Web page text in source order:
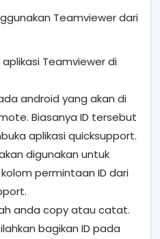
Teamviewer dari
Teamviewer di
android yang akan di
Biasanya ID tersebut
aplikasi quicksupport.
digunakan untuk
permintaan ID dari
anda copy atau catat.
bagikan ID pada